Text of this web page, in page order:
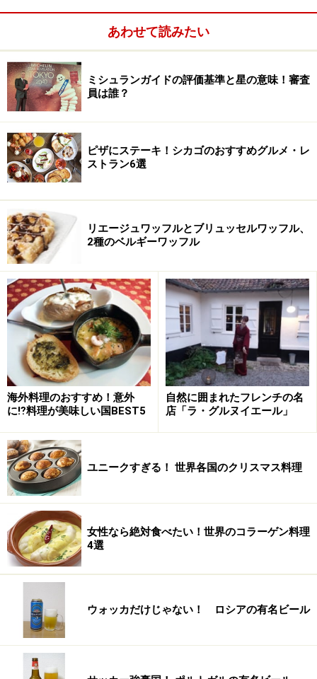
アメリカのパン
アジアのパン
中東・アフリカのパン
※記事内容は執筆時点のものです。最新の内容をご確認くださ
い。
※海外を訪れる際には最新情報の入手に努め、「外務省 海外安全
ホームページ」を確認するなど、安全確保に十分注意を払ってく
ださい。
あわせて読みたい
ミシュランガイドの評価基準と星の意味！審査
員は誰？
ピザにステーキ！シカゴのおすすめグルメ・レ
ストラン6選
リエージュワッフルとブリュッセルワッフル、
2種のベルギーワッフル
海外料理のおすすめ！意外
に⁉料理が美味しい国BEST5
自然に囲まれたフレンチの名
店「ラ・グルヌイエール」
ユニークすぎる！ 世界各国のクリスマス料理
女性なら絶対食べたい！世界のコラーゲン料理
4選
ウォッカだけじゃない！ ロシアの有名ビール